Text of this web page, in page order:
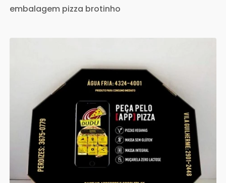
embalagem pizza brotinho